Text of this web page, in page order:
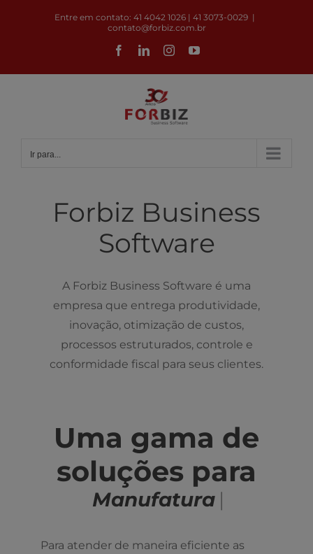
Entre em contato: 41 4042 1026 | 41 3073-0029 |
contato@forbiz.com.br
FacebookLinkedInInstagramYouTube
Ir para...
Forbiz Business
Software
A Forbiz Business Software é uma
empresa que entrega produtividade,
inovação, otimização de custos,
processos estruturados, controle e
conformidade fiscal para seus clientes.
Uma gama de
soluções para
Manuf|
Para atender de maneira eficiente as